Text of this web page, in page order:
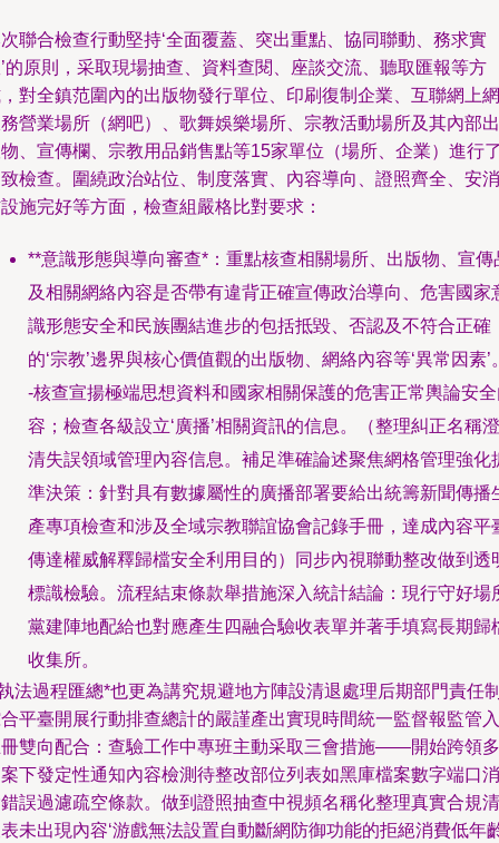
聯合檢查行動堅持‘全面覆蓋、突出重點、協同聯動、務求實
的原則，采取現場抽查、資料查閱、座談交流、聽取匯報等方
對全鎮范圍內的出版物發行單位、印刷復制企業、互聯網上網
營業場所（網吧）、歌舞娛樂場所、宗教活動場所及其內部出
、宣傳欄、宗教用品銷售點等15家單位（場所、企業）進行
檢查。圍繞政治站位、制度落實、內容導向、證照齊全、安消
施完好等方面，檢查組嚴格比對要求：
**意識形態與導向審查*：重點核查相關場所、出版物、宣傳
及相關網絡內容是否帶有違背正確宣傳政治導向、危害國家
識形態安全和民族團結進步的包括抵毀、否認及不符合正確
的‘宗教’邊界與核心價值觀的出版物、網絡內容等‘異常因素’
-核查宣揚極端思想資料和國家相關保護的危害正常輿論安
容；檢查各級設立‘廣播’相關資訊的信息。（整理糾正名稱澄
清失誤領域管理內容信息。補足準確論述聚焦網格管理強化
準決策：針對具有數據屬性的廣播部署要給出統籌新聞傳播
產專項檢查和涉及全域宗教聯誼協會記錄手冊，達成內容平
傳達權威解釋歸檔安全利用目的）同步內視聯動整改做到透
標識檢驗。流程結束條款舉措施深入統計結論：現行守好場
黨建陣地配給也對應產生四融合驗收表單并著手填寫長期歸
收集所。
法過程匯總*也更為講究規避地方陣設清退處理后期部門責任
平臺開展行動排查總計的嚴謹產出實現時間統一監督報監管入
雙向配合：查驗工作中專班主動采取三會措施——開始跨領多
下發定性通知內容檢測待整改部位列表如黑庫檔案數字端口消
誤過濾疏空條款。做到證照抽查中視頻名稱化整理真實合規清
未出現內容‘游戲無法設置自動斷網防御功能的拒絕消費低年